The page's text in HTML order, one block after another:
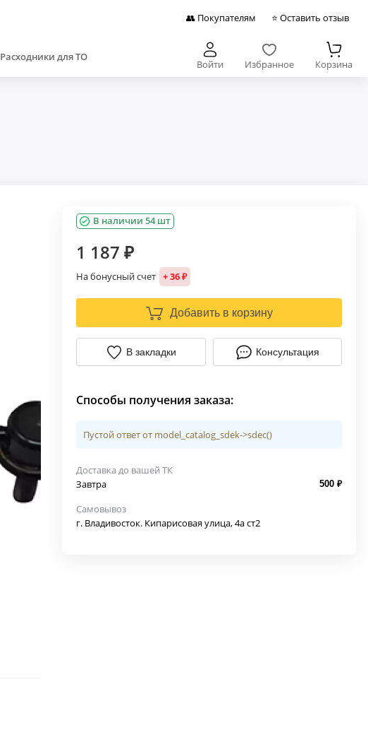
👥 Покупателям ⭐ Оставить отзыв
Расходники для ТО
Войти Избранное Корзина
В наличии 54 шт
1 187 ₽
На бонусный счет + 36 ₽
Добавить в корзину
В закладки Консультация
Способы получения заказа:
Пустой ответ от model_catalog_sdek->sdec()
Доставка до вашей ТК
Завтра
500 ₽
Самовывоз
г. Владивосток. Кипарисовая улица, 4а ст2